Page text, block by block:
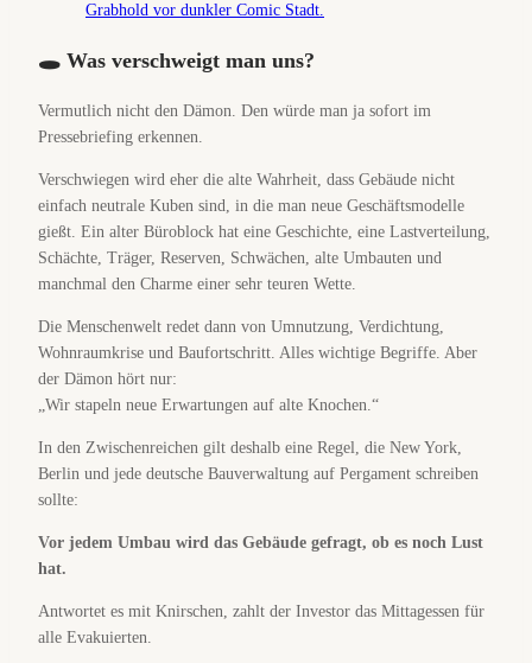
🕳️ Was verschweigt man uns?
Vermutlich nicht den Dämon. Den würde man ja sofort im
Pressebriefing erkennen.
Verschwiegen wird eher die alte Wahrheit, dass Gebäude nicht
einfach neutrale Kuben sind, in die man neue Geschäftsmodelle
gießt. Ein alter Büroblock hat eine Geschichte, eine Lastverteilung,
Schächte, Träger, Reserven, Schwächen, alte Umbauten und
manchmal den Charme einer sehr teuren Wette.
Die Menschenwelt redet dann von Umnutzung, Verdichtung,
Wohnraumkrise und Baufortschritt. Alles wichtige Begriffe. Aber
der Dämon hört nur:
„Wir stapeln neue Erwartungen auf alte Knochen.“
In den Zwischenreichen gilt deshalb eine Regel, die New York,
Berlin und jede deutsche Bauverwaltung auf Pergament schreiben
sollte:
Vor jedem Umbau wird das Gebäude gefragt, ob es noch Lust
hat.
Antwortet es mit Knirschen, zahlt der Investor das Mittagessen für
alle Evakuierten.